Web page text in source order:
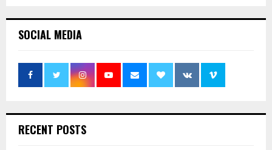
SOCIAL MEDIA
RECENT POSTS